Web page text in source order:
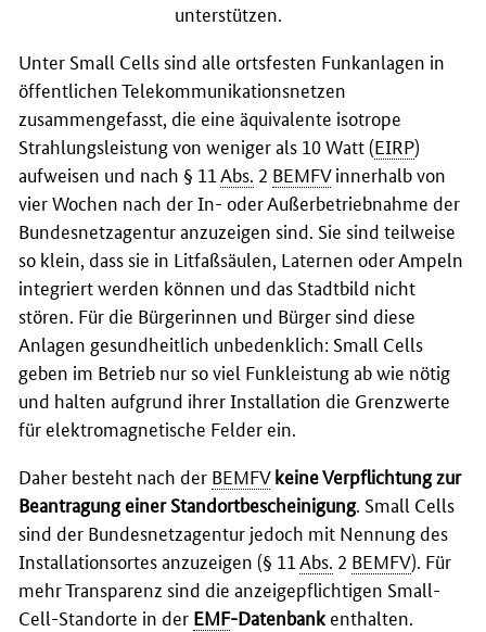
unterstützen.
Unter Small Cellssind alle ortsfesten Funkanlagen in
öffentlichen Telekommunikationsnetzen
zusammengefasst, die eine äquivalente isotrope
Strahlungsleistung von weniger als 10 Watt (EIRP)
aufweisen und nach § 11 Abs. 2 BEMFVinnerhalb von
vier Wochen nach der In- oder Außerbetriebnahme der
Bundesnetzagentur anzuzeigen sind. Sie sind teilweise
so klein, dass sie in Litfaßsäulen, Laternen oder Ampeln
integriert werden können und das Stadtbild nicht
stören. Für die Bürgerinnen und Bürger sind diese
Anlagen gesundheitlich unbedenklich: Small Cells
geben im Betrieb nur so viel Funkleistung ab wie nötig
und halten aufgrund ihrer Installation die Grenzwerte
für elektromagnetische Felder ein.
Daher besteht nach der BEMFV keine Verpflichtung zur
Beantragung einer Standortbescheinigung. Small Cells
sind der Bundesnetzagentur jedoch mit Nennung des
Installationsortes anzuzeigen (§ 11 Abs. 2 BEMFV). Für
mehr Transparenz sind die anzeigepflichtigen Small-
Cell-Standorte in der EMF-Datenbank enthalten.